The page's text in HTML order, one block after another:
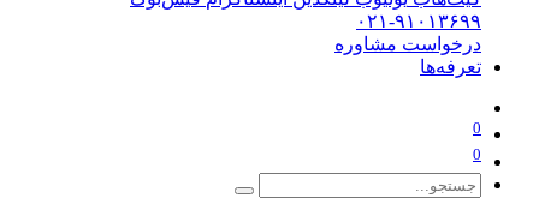
۰۲۱-۹۱۰۱۳۶۹۹
درخواست مشاوره
تعرفه‌ها
0
0